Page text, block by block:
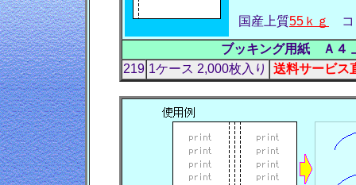
国産上質55ｋｇ コ
ブッキング用紙 Ａ４
219 1ケース 2,000枚入り 送料サービス